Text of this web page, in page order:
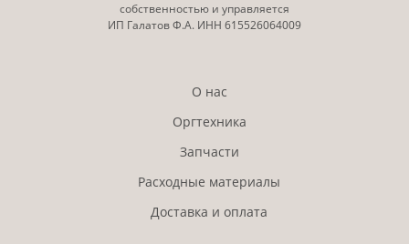
собственностью и управляется
ИП Галатов Ф.А. ИНН 615526064009
О нас
Оргтехника
Запчасти
Расходные материалы
Доставка и оплата